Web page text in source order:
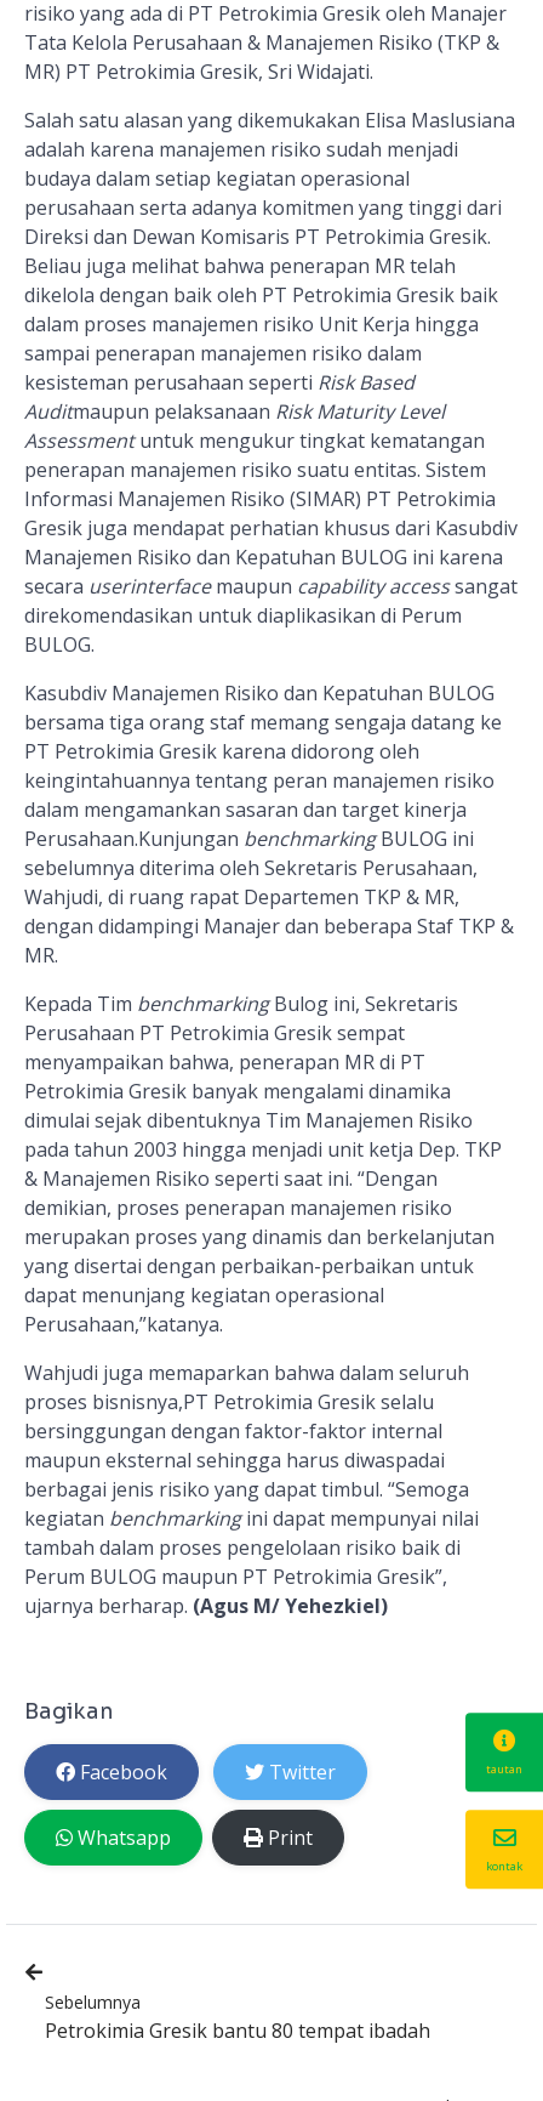
risiko yang ada di PT Petrokimia Gresik oleh Manajer
Tata Kelola Perusahaan & Manajemen Risiko (TKP &
MR) PT Petrokimia Gresik, Sri Widajati.
Salah satu alasan yang dikemukakan Elisa Maslusiana
adalah karena manajemen risiko sudah menjadi
budaya dalam setiap kegiatan operasional
perusahaan serta adanya komitmen yang tinggi dari
Direksi dan Dewan Komisaris PT Petrokimia Gresik.
Beliau juga melihat bahwa penerapan MR telah
dikelola dengan baik oleh PT Petrokimia Gresik baik
dalam proses manajemen risiko Unit Kerja hingga
sampai penerapan manajemen risiko dalam
kesisteman perusahaan seperti Risk Based
Auditmaupun pelaksanaan Risk Maturity Level
Assessment untuk mengukur tingkat kematangan
penerapan manajemen risiko suatu entitas. Sistem
Informasi Manajemen Risiko (SIMAR) PT Petrokimia
Gresik juga mendapat perhatian khusus dari Kasubdiv
Manajemen Risiko dan Kepatuhan BULOG ini karena
secara userinterfacemaupun capability accesssangat
direkomendasikan untuk diaplikasikan di Perum
BULOG.
Kasubdiv Manajemen Risiko dan Kepatuhan BULOG
bersama tiga orang staf memang sengaja datang ke
PT Petrokimia Gresik karena didorong oleh
keingintahuannya tentang peran manajemen risiko
dalam mengamankan sasaran dan target kinerja
Perusahaan.Kunjungan benchmarkingBULOG ini
sebelumnya diterima oleh Sekretaris Perusahaan,
Wahjudi, di ruang rapat Departemen TKP & MR,
dengan didampingi Manajer dan beberapa Staf TKP &
MR.
Kepada Tim benchmarking Bulog ini, Sekretaris
Perusahaan PT Petrokimia Gresik sempat
menyampaikan bahwa, penerapan MRdi PT
Petrokimia Gresik banyak mengalami dinamika
dimulai sejak dibentuknya Tim Manajemen Risiko
pada tahun 2003 hingga menjadi unit ketja Dep. TKP
& Manajemen Risiko seperti saat ini. “Dengan
demikian, proses penerapan manajemen risiko
merupakan proses yang dinamis dan berkelanjutan
yang disertai dengan perbaikan-perbaikan untuk
dapat menunjang kegiatan operasional
Perusahaan,”katanya.
Wahjudi juga memaparkan bahwa dalam seluruh
proses bisnisnya,PT Petrokimia Gresik selalu
bersinggungan dengan faktor-faktor internal
maupun eksternal sehingga harus diwaspadai
berbagai jenis risiko yang dapat timbul. “Semoga
kegiatan benchmarkingini dapat mempunyai nilai
tambah dalam proses pengelolaan risiko baik di
Perum BULOG maupun PT Petrokimia Gresik”,
ujarnya berharap. (Agus M/ Yehezkiel)
Bagikan
Facebook Twitter
Whatsapp Print
Sebelumnya
Petrokimia Gresik bantu 80 tempat ibadah
tautan
kontak